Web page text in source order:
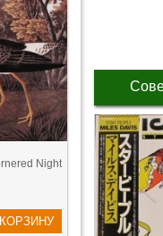
Night